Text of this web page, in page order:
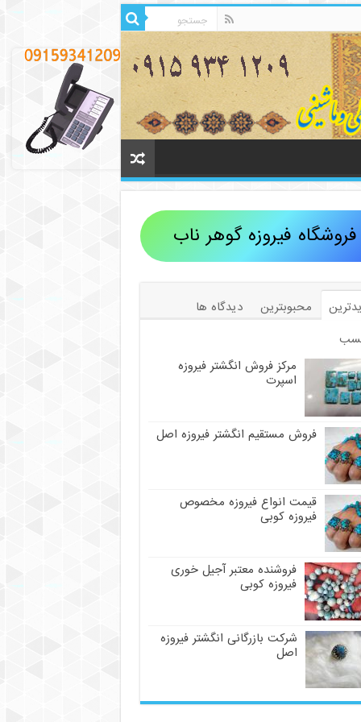
فروشگاه فیروزه گوهر ناب
محبوبترین
دیدگاه ها
مرکز فروش انگشتر فیروزه
اسپرت
فروش مستقیم انگشتر فیروزه اصل
قیمت انواع فیروزه مخصوص
فیروزه کوبی
فروشنده معتبر آجیل خوری
فیروزه کوبی
شرکت بازرگانی انگشتر فیروزه
اصل